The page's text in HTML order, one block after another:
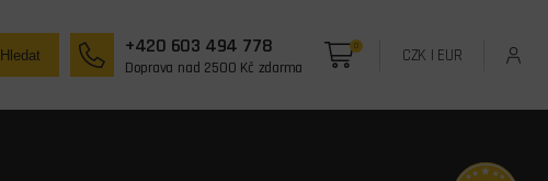
Hledat +420 603 494 778
Doprava nad 2500 Kč zdarma
0 CZK | EUR